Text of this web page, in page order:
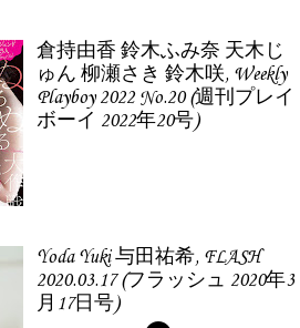
倉持由香 鈴木ふみ奈 天木じ
ゅん 柳瀬さき 鈴木咲, Weekly
Playboy 2022 No.20 (週刊プレイ
ボーイ 2022年20号)
Yoda Yuki 与田祐希, FLASH
2020.03.17 (フラッシュ 2020年3
月17日号)